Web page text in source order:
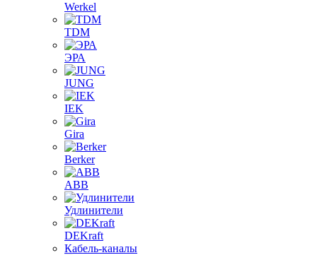
Werkel
TDM
ЭРА
JUNG
IEK
Gira
Berker
ABB
Удлинители
DEKraft
Кабель-каналы